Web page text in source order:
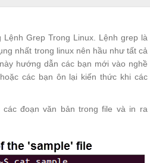
Grep Trong Linux. Lệnh grep là
nhất trong linux nên hầu như tất cả
hướng dẫn các bạn mới vào nghề
các bạn ôn lại kiến thức khi các
đoạn văn bản trong file và in ra